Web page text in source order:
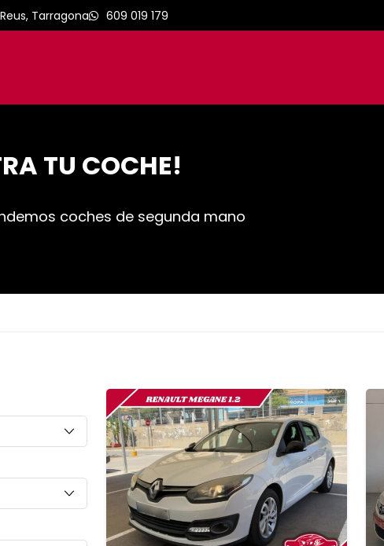
Tarragona 609 019 179
TU COCHE!
coches de segunda mano